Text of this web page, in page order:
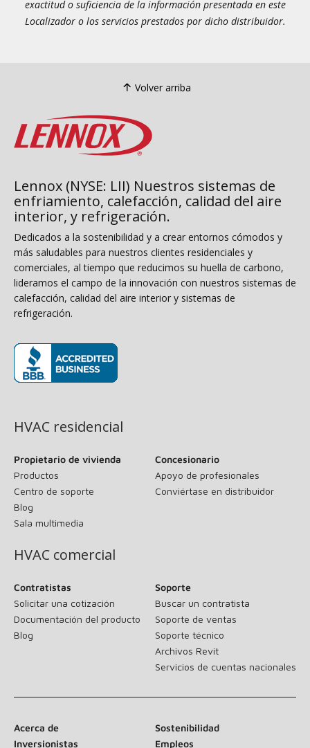
exactitud o suficiencia de la información presentada en este
Localizador o los servicios prestados por dicho distribuidor.
Volver arriba
Lennox (NYSE: LII) Nuestros sistemas de
enfriamiento, calefacción, calidad del aire
interior, y refrigeración.
Dedicados a la sostenibilidad y a crear entornos cómodos y
más saludables para nuestros clientes residenciales y
comerciales, al tiempo que reducimos su huella de carbono,
lideramos el campo de la innovación con nuestros sistemas de
calefacción, calidad del aire interior y sistemas de
refrigeración.
HVAC residencial
Propietario de vivienda
Productos
Centro de soporte
Blog
Sala multimedia
Concesionario
Apoyo de profesionales
Conviértase en distribuidor
HVAC comercial
Contratistas
Solicitar una cotización
Documentación del producto
Blog
Soporte
Buscar un contratista
Soporte de ventas
Soporte técnico
Archivos Revit
Servicios de cuentas nacionales
Acerca de
Sostenibilidad
Inversionistas
Empleos